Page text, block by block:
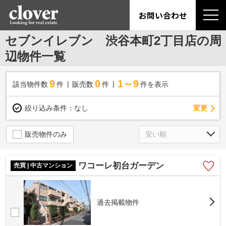
お問い合わせ
セブンイレブン 渋谷本町2丁目店の周
辺物件一覧
該当物件数 9件 販売数 0 件 1～9 件を表示
絞り込み条件： なし 変更
販売物件のみ
売買 | 中古マンション ワコーレ初台ガーデン
過去掲載物件